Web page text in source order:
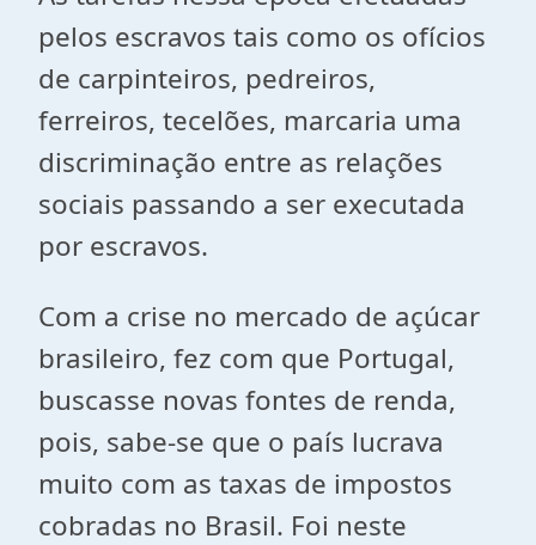
pelos escravos tais como os ofícios
de carpinteiros, pedreiros,
ferreiros, tecelões, marcaria uma
discriminação entre as relações
sociais passando a ser executada
por escravos.
Com a crise no mercado de açúcar
brasileiro, fez com que Portugal,
buscasse novas fontes de renda,
pois, sabe-se que o país lucrava
muito com as taxas de impostos
cobradas no Brasil. Foi neste